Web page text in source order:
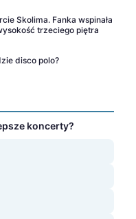
Skolima. Fanka wspinała
trzeciego piętra
disco polo?
koncerty?